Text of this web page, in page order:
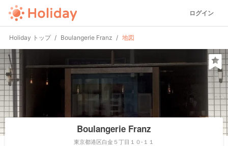
ログイン
Holiday トップ Boulangerie Franz 地図
Boulangerie Franz
東京都港区白金５丁目１０-１１